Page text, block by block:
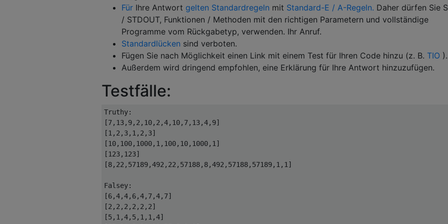
Für Ihre Antwort gelten Standardregeln mit Standard-E / A-Regeln. Daher dürfen Sie
/ STDOUT, Funktionen / Methoden mit den richtigen Parametern und vollständige
Programme vom Rückgabetyp, verwenden. Ihr Anruf.
Standardlücken sind verboten.
Fügen Sie nach Möglichkeit einen Link mit einem Test für Ihren Code hinzu (z. B. TIO ).
Außerdem wird dringend empfohlen, eine Erklärung für Ihre Antwort hinzuzufügen.
Testfälle:
Truthy:
[7,13,9,2,10,2,4,10,7,13,4,9]
[1,2,3,1,2,3]
[10,100,1000,1,100,10,1000,1]
[123,123]
[8,22,57189,492,22,57188,8,492,57188,57189,1,1]
Falsey:
[6,4,4,6,4,7,4,7]
[2,2,2,2,2,2]
[5,1,4,5,1,1,4]